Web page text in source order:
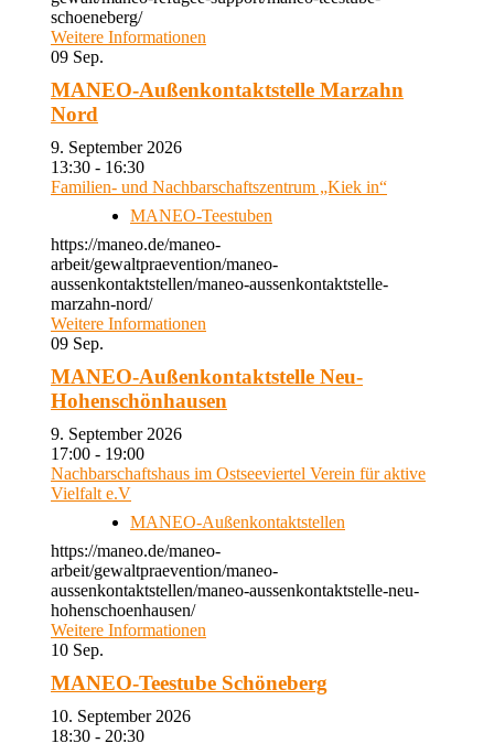
schoeneberg/
Weitere Informationen
09 Sep.
MANEO-Außenkontaktstelle Marzahn
Nord
9. September 2026
13:30 - 16:30
Familien- und Nachbarschaftszentrum „Kiek in“
MANEO-Teestuben
https://maneo.de/maneo-
arbeit/gewaltpraevention/maneo-
aussenkontaktstellen/maneo-aussenkontaktstelle-
marzahn-nord/
Weitere Informationen
09 Sep.
MANEO-Außenkontaktstelle Neu-
Hohenschönhausen
9. September 2026
17:00 - 19:00
Nachbarschaftshaus im Ostseeviertel Verein für aktive
Vielfalt e.V
MANEO-Außenkontaktstellen
https://maneo.de/maneo-
arbeit/gewaltpraevention/maneo-
aussenkontaktstellen/maneo-aussenkontaktstelle-neu-
hohenschoenhausen/
Weitere Informationen
10 Sep.
MANEO-Teestube Schöneberg
10. September 2026
18:30 - 20:30